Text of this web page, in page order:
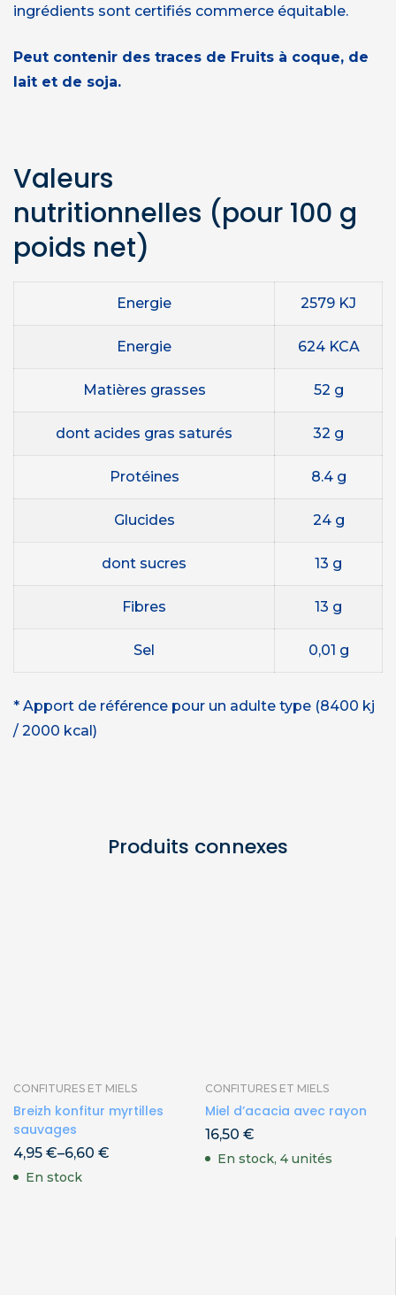
ingrédients sont certifiés commerce équitable.
Peut contenir des traces de Fruits à coque, de
lait et de soja.
Valeurs
nutritionnelles (pour 100 g
poids net)
Energie 2579 KJ
Energie 624 KCA
Matières grasses 52 g
dont acides gras saturés 32 g
Protéines 8.4 g
Glucides 24 g
dont sucres 13 g
Fibres 13 g
Sel 0,01 g
* Apport de référence pour un adulte type (8400 kj
/ 2000 kcal)
Produits connexes
CONFITURES ET MIELS
Breizh konfitur myrtilles
sauvages
4,95 €–6,60 €
En stock
CONFITURES ET MIELS
Miel d’acacia avec rayon
16,50 €
En stock, 4 unités